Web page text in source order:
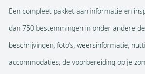
Een compleet pakket aan informatie en
dan 750 bestemmingen in onder andere
beschrijvingen, foto’s, weersinformatie,
accommodaties; de voorbereiding op je